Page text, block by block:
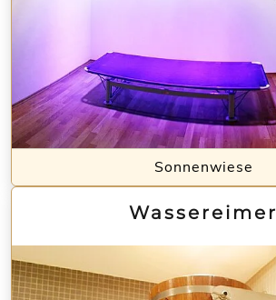
Sonnenwiese
Wassereimer